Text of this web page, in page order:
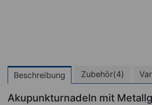
Beschreibung Zubehör(4)
Akupunkturnadeln mit